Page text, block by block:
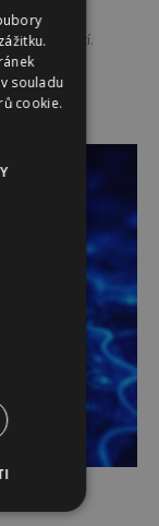
záležitostí.
i
souladu
cookie.